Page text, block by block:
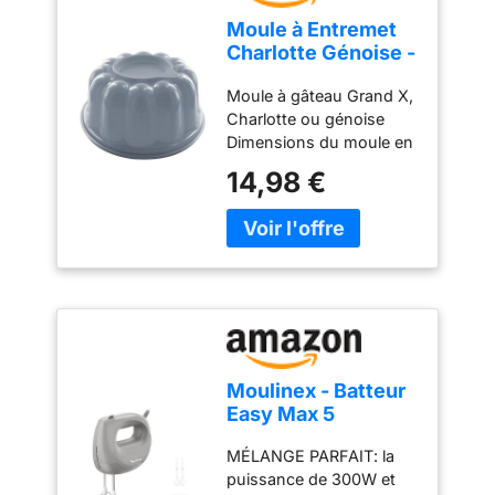
décoration de gâteaux.
Nous aimons la
pâtisserie autant que
vous et sommes
toujours à la recherche
de produits de pâtisserie
pâtissiers maison.
Moule à Entremet
Charlotte Génoise -
1,5 litres - Gris
Moule à gâteau Grand X,
Charlotte ou génoise
Dimensions du moule en
(diamètre) x 9 cm
(hauteur) Capacité : 1,5 l
Ce moule dispose d'un
démoulage parfait de vos
gâteaux, charlottes,
desserts, pâtisseries,
flans, etc.
14,98 €
Moulinex - Batteur
Easy Max 5
Mixer cuisine -
300w
MÉLANGE PARFAIT: la
puissance de 300W et